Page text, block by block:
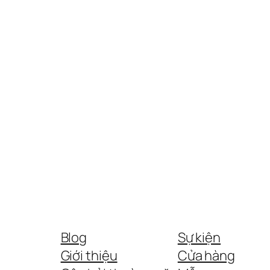
Blog
Giới thiệu
Sự kiện
Cửa hàng